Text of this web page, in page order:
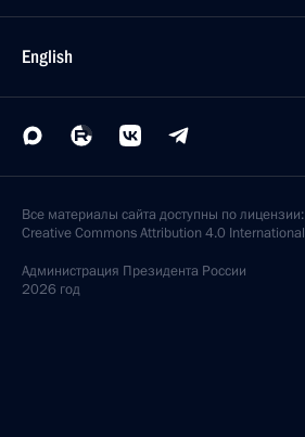
English
Все материалы сайта доступны по лицензии:
Creative Commons Attribution 4.0 International
Администрация Президента России
2026 год